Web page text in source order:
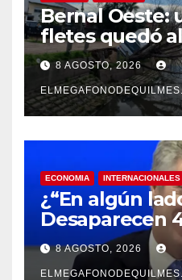
Bernal Oeste:
fletes quedó
al arroyo Las
8 AGOSTO, 2026
ECONOMIA INTERNACIONALES
¿“En algún
Desaparecen
presidente del
responde con
8 AGOSTO, 2026